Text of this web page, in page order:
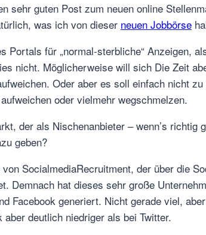
sehr guten Post zum neuen online
was ich von dieser neuen Jobbörse
Portals für „normal-sterbliche“ Anzeigen,
nicht. Möglicherweise will sich Die Zeit
Oder aber es soll einfach nicht
oder vielmehr wegschmelzen.
der als Nischenanbieter – wenn’s
geben?
SocialmediaRecruitment, der über die
Demnach hat dieses sehr große
Facebook generiert. Nicht gerade viel,
deutlich niedriger als bei Twitter.